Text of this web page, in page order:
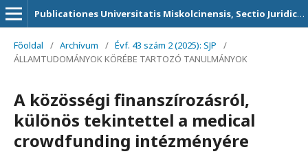
Publicationes Universitatis Miskolcinensis, Sectio Juridica et Politica
Főoldal / Archívum / Évf. 43 szám 2 (2025): SJP
/
ÁLLAMTUDOMÁNYOK KÖRÉBE TARTOZÓ TANULMÁNYOK
A közösségi finanszírozásról,
különös tekintettel a medical
crowdfunding intézményére